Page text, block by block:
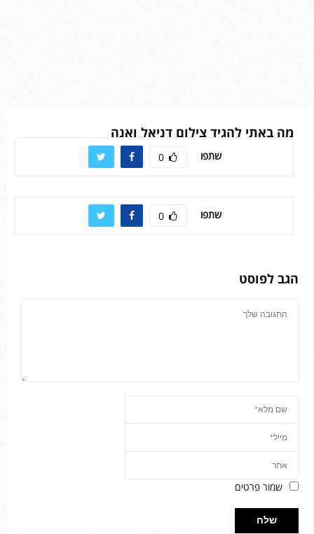
מה באתי להגיד צילום דניאל ואנה
שתפו 0
שתפו 0
הגב לפוסט
שמור פרטים